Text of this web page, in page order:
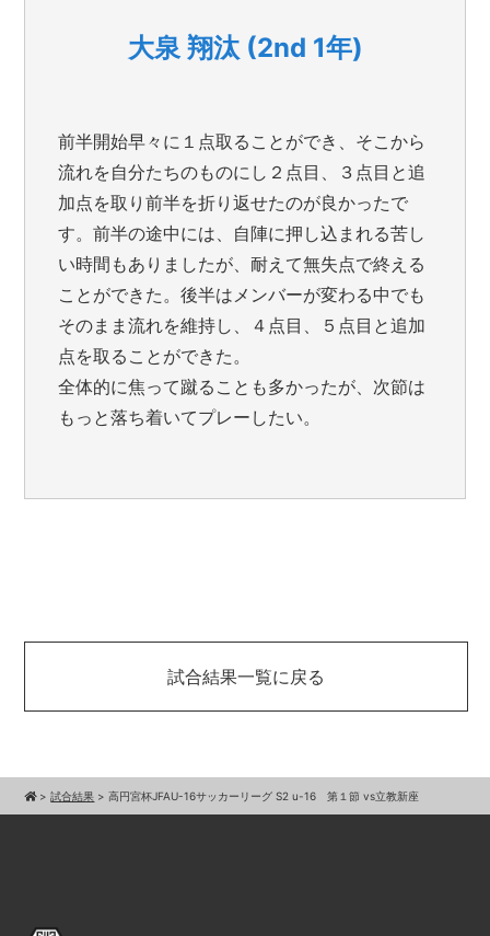
大泉 翔汰 (2nd 1年)
前半開始早々に１点取ることができ、そこから
流れを自分たちのものにし２点目、３点目と追
加点を取り前半を折り返せたのが良かったで
す。前半の途中には、自陣に押し込まれる苦し
い時間もありましたが、耐えて無失点で終える
ことができた。後半はメンバーが変わる中でも
そのまま流れを維持し、４点目、５点目と追加
点を取ることができた。
全体的に焦って蹴ることも多かったが、次節は
もっと落ち着いてプレーしたい。
試合結果一覧に戻る
>試合結果 >高円宮杯JFAU-16サッカーリーグ S2 u-16 第１節 vs立教新座